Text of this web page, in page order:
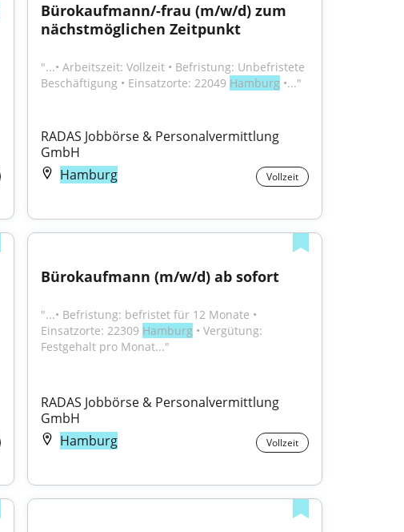
Bürokaufmann/-frau (m/w/d) zum
nächstmöglichen Zeitpunkt
"...• Arbeitszeit: Vollzeit • Befristung: Unbefristete
Beschäftigung • Einsatzorte: 22049 Hamburg •..."
RADAS Jobbörse & Personalvermittlung
GmbH
Hamburg
Vollzeit
Bürokaufmann (m/w/d) ab sofort
"...• Befristung: befristet für 12 Monate •
Einsatzorte: 22309 Hamburg • Vergütung:
Festgehalt pro Monat..."
RADAS Jobbörse & Personalvermittlung
GmbH
Hamburg
Vollzeit